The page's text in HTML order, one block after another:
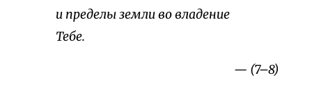
и пределы земли во владение
Тебе.
— (7–8)